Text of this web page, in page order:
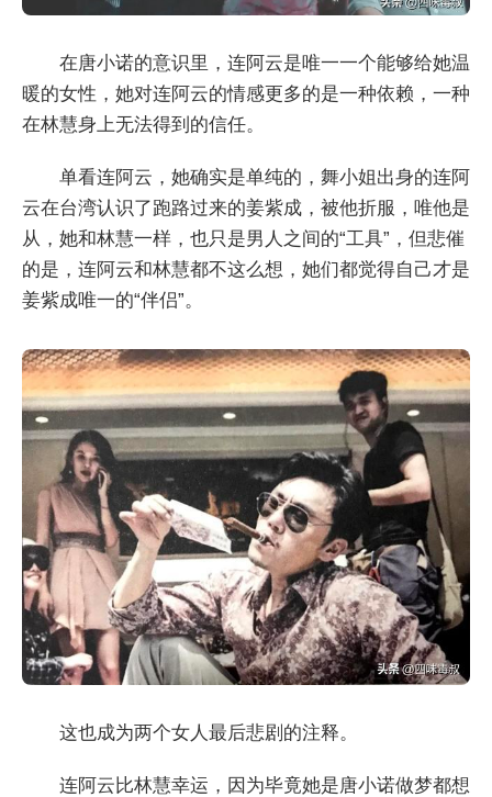
在唐小诺的意识里，连阿云是唯一一个能够给她温
暖的女性，她对连阿云的情感更多的是一种依赖，一种
在林慧身上无法得到的信任。
单看连阿云，她确实是单纯的，舞小姐出身的连阿
云在台湾认识了跑路过来的姜紫成，被他折服，唯他是
从，她和林慧一样，也只是男人之间的“工具”，但悲催
的是，连阿云和林慧都不这么想，她们都觉得自己才是
姜紫成唯一的“伴侣”。
这也成为两个女人最后悲剧的注释。
连阿云比林慧幸运，因为毕竟她是唐小诺做梦都想